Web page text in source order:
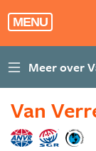
MENU
Van